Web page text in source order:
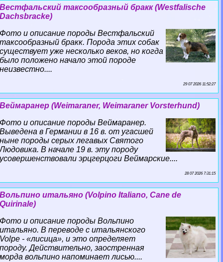
Вестфальский таксообразный бpaкк (Westfalische
Dachsbracke)
Фото и описание породы Вестфальский
таксообразный бpaкк. Порода этих собак
существует уже несколько веков, но когда
было положено начало этой породе
неизвестно....
29 07 2026 11:52:27
Веймаранер (Weimaraner, Weimaraner Vorsterhund)
Фото и описание породы Веймаранер.
Выведена в Германии в 16 в. от угасшей
ныне породы серых легавых Святого
Людовика. В начале 19 в. эту породу
усовершенствовали эрцгерцоги Веймарские....
28 07 2026 7:31:15
Вольпино итальяно (Volpino Italiano, Cane de
Quirinale)
Фото и описание породы Вольпино
итальяно. В переводе с итальянского
Volpe - «лисица», и это определяет
породу. Действительно, заостренная
морда вольпино напоминает лисью....